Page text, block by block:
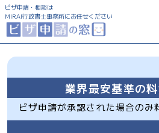
ビザ申請・相談は
MIRAI行政書士事務所にお任せください
トップ
サービス一覧
就労ビザ申請
コラム
業界最安基準の料
ビザ申請が承認された場合のみ